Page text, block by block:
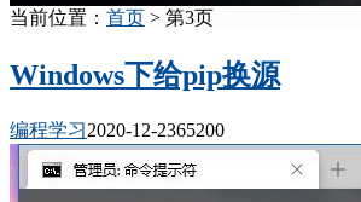
当前位置： 首页 > 第3页
Windows下给pip换源
编程学习2020-12-2365200